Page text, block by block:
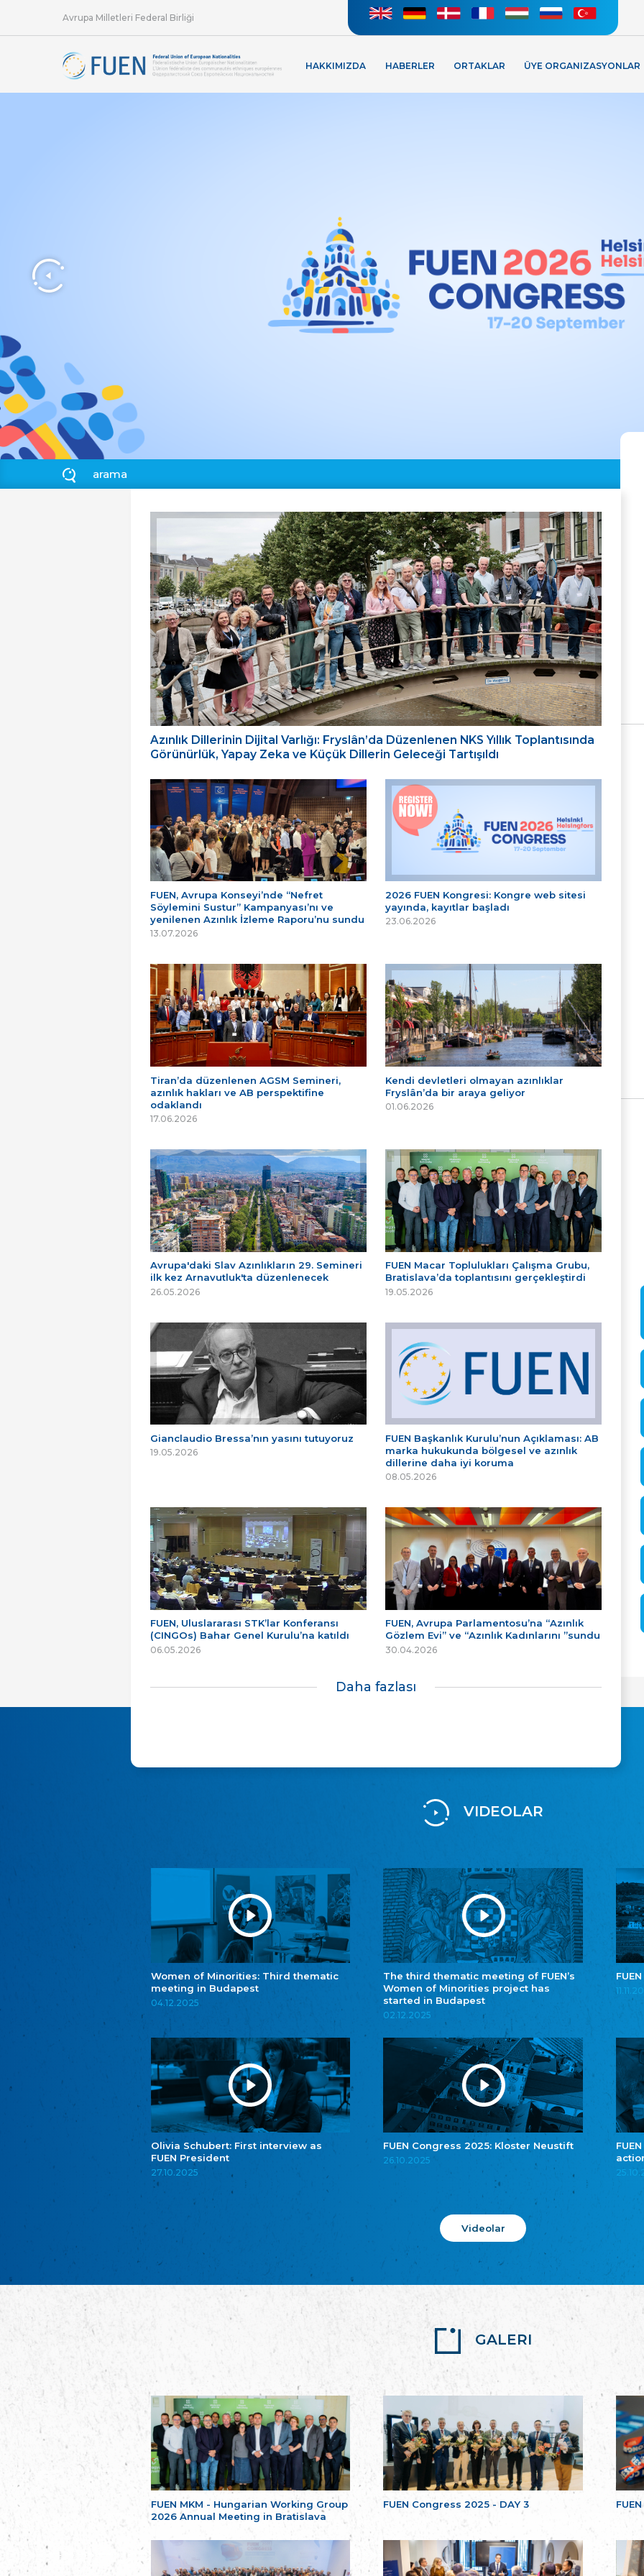
Avrupa Milletleri Federal Birliği
HAKKIMIZDA HABERLER ORTAKLAR ÜYE ORGANIZASYONLAR
Azınlık Dillerinin Dijital Varlığı: Fryslân’da Düzenlenen NKS Yıllık Toplantısında
Görünürlük, Yapay Zeka ve Küçük Dillerin Geleceği Tartışıldı
FUEN, Avrupa Konseyi’nde “Nefret
Söylemini Sustur” Kampanyası’nı ve
yenilenen Azınlık İzleme Raporu’nu sundu
13.07.2026
2026 FUEN Kongresi: Kongre web sitesi
yayında, kayıtlar başladı
23.06.2026
Tiran’da düzenlenen AGSM Semineri,
azınlık hakları ve AB perspektifine
odaklandı
17.06.2026
Kendi devletleri olmayan azınlıklar
Fryslân’da bir araya geliyor
01.06.2026
Avrupa'daki Slav Azınlıkların 29. Semineri
ilk kez Arnavutluk'ta düzenlenecek
26.05.2026
FUEN Macar Toplulukları Çalışma Grubu,
Bratislava’da toplantısını gerçekleştirdi
19.05.2026
Gianclaudio Bressa’nın yasını tutuyoruz
19.05.2026
FUEN Başkanlık Kurulu’nun Açıklaması: AB
marka hukukunda bölgesel ve azınlık
dillerine daha iyi koruma
08.05.2026
FUEN, Uluslararası STK’lar Konferansı
(CINGOs) Bahar Genel Kurulu’na katıldı
06.05.2026
FUEN, Avrupa Parlamentosu’na “Azınlık
Gözlem Evi” ve “Azınlık Kadınlarını ”sundu
30.04.2026
Daha fazlası
VIDEOLAR
Women of Minorities: Third thematic
meeting in Budapest
04.12.2025
The third thematic meeting of FUEN’s
Women of Minorities project has
started in Budapest
02.12.2025
Olivia Schubert: First interview as
FUEN President
27.10.2025
FUEN Congress 2025: Kloster Neustift
26.10.2025
Videolar
GALERI
FUEN MKM - Hungarian Working Group
2026 Annual Meeting in Bratislava
FUEN Congress 2025 - DAY 3